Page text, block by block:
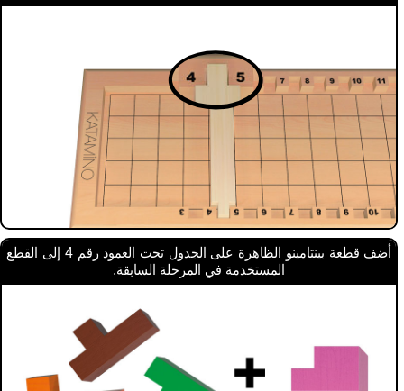
أضف قطعة بينتامينو الظاهرة على الجدول تحت العمود رقم 4 إلى القطع
المستخدمة في المرحلة السابقة.